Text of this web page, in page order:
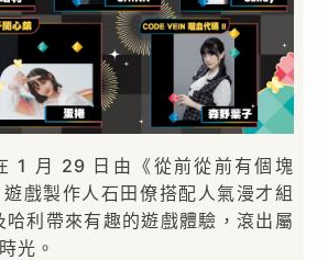
1 月 29 日由《從前從前有個塊
戲製作人石田僚搭配人氣漫才組
利帶來有趣的遊戲體驗，滾出屬
光。